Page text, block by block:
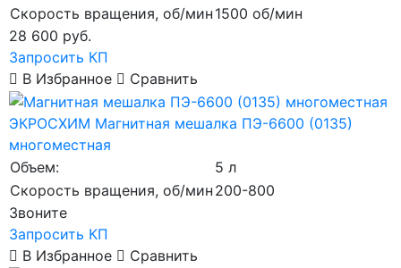
Скорость вращения, об/мин 1500 об/мин
28 600 руб.
Запросить КП
В Избранное
Сравнить
ЭКРОСХИМ Магнитная мешалка ПЭ-6600 (0135)
многоместная
Объем:
5 л
Скорость вращения, об/мин 200-800
Звоните
Запросить КП
В Избранное
Сравнить